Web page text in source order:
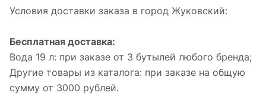
Условия доставки заказа в город Жуковский:
Бесплатная доставка:
Вода 19 л: при заказе от 3 бутылей любого бренда;
Другие товары из каталога: при заказе на общую
сумму от 3000 рублей.